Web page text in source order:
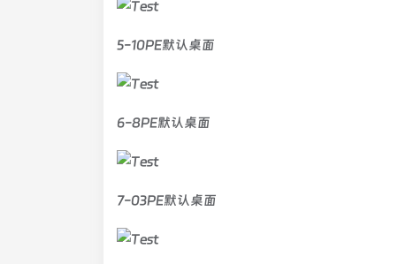
5-10PE默认桌面
6-8PE默认桌面
7-03PE默认桌面